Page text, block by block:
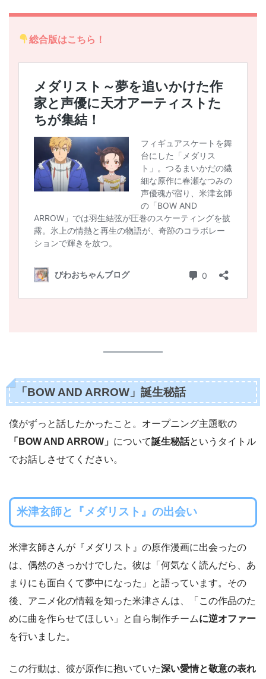
総合版はこちら！
「BOW AND ARROW」誕生秘話
僕がずっと話したかったこと。オープニング主題歌の
「BOW AND ARROW」 について誕生秘話というタイトル
でお話しさせてください。
米津玄師と『メダリスト』の出会い
米津玄師さんが『メダリスト』の原作漫画に出会ったの
は、偶然のきっかけでした。彼は「何気なく読んだら、あ
まりにも面白くて夢中になった」と語っています。その
後、アニメ化の情報を知った米津さんは、「この作品のた
めに曲を作らせてほしい」と自ら制作チームに逆オファー
を行いました。
この行動は、彼が原作に抱いていた深い愛情と敬意の表れ